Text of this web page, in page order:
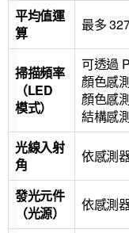
平均值運
算
最多
掃描頻率
（LED
模式）
可透過
顏色感
顏色感
結構感
光線入射
角
依感測
發光元件
（光源）
依感測